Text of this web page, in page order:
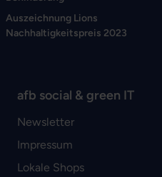
Auszeichnung Lions
Nachhaltigkeitspreis 2023
afb social & green IT
Newsletter
Impressum
Lokale Shops